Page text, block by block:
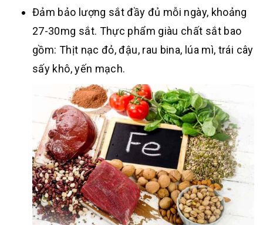
Đảm bảo lượng sắt đầy đủ mỗi ngày, khoảng
27-30mg sắt. Thực phẩm giàu chất sắt bao
gồm: Thịt nạc đỏ, đậu, rau bina, lúa mì, trái cây
sấy khô, yến mạch.